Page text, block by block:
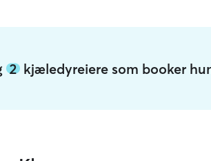
2 kjæledyreiere som booker